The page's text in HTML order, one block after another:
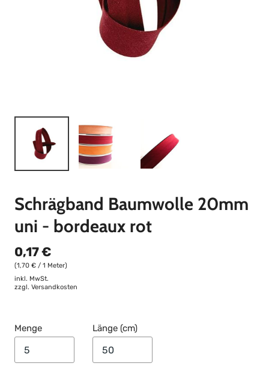
Schrägband Baumwolle 20mm
uni - bordeaux rot
0,17 €
(1,70 € / 1 Meter)
inkl. MwSt.
zzgl. Versandkosten
Menge Länge (cm)